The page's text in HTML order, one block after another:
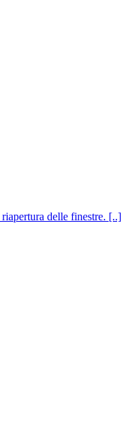
delle finestre. [..]